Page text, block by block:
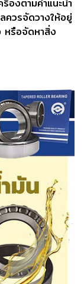
องตามคำแนะนำ
ควรจัดวางให้อยู่
หรือจัดหาสิ่ง